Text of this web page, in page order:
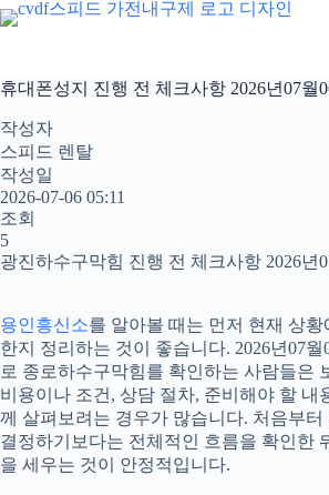
본
문
로
건
너
뛰
기
휴대폰성지 진행 전 체크사항 2026년07월
작성자
스피드 렌탈
작성일
2026-07-06 05:11
조회
5
광진하수구막힘 진행 전 체크사항 2026년
용인흥신소를 알아볼 때는 먼저 현재 상
한지 정리하는 것이 좋습니다. 2026년07월
로 종로하수구막힘를 확인하는 사람들은
비용이나 조건, 상담 절차, 준비해야 할 내
께 살펴보려는 경우가 많습니다. 처음부터
결정하기보다는 전체적인 흐름을 확인한
을 세우는 것이 안정적입니다.